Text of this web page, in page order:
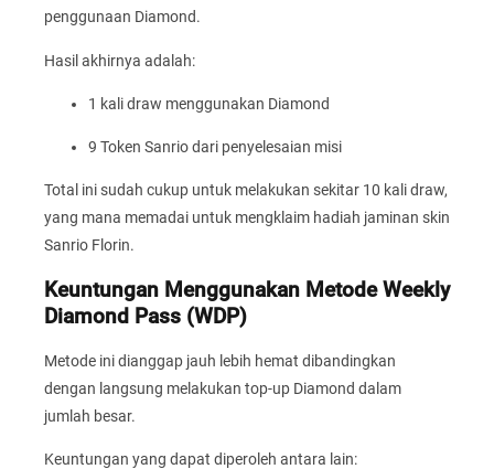
penggunaan Diamond.
Hasil akhirnya adalah:
1 kali draw menggunakan Diamond
9 Token Sanrio dari penyelesaian misi
Total ini sudah cukup untuk melakukan sekitar 10 kali draw,
yang mana memadai untuk mengklaim hadiah jaminan skin
Sanrio Florin.
Keuntungan Menggunakan Metode Weekly
Diamond Pass (WDP)
Metode ini dianggap jauh lebih hemat dibandingkan
dengan langsung melakukan top-up Diamond dalam
jumlah besar.
Keuntungan yang dapat diperoleh antara lain: